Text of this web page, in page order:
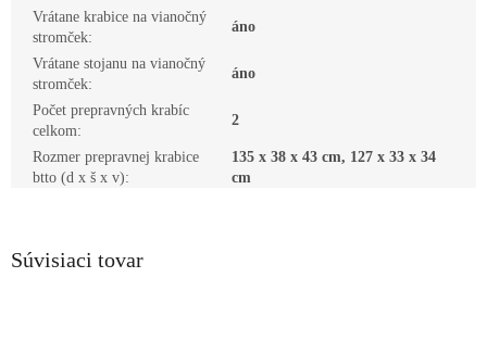
Súvisiaci tovar
Vrátane krabice na vianočný
stromček:
áno
Vrátane stojanu na vianočný
stromček:
áno
Počet prepravných krabíc
celkom:
2
Rozmer prepravnej krabice
btto (d x š x v):
135 x 38 x 43 cm, 127 x 33 x 34
cm